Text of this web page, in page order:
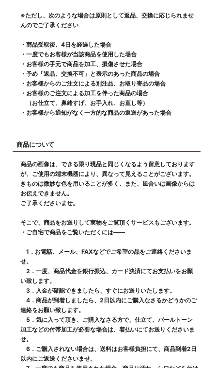
※ただし、次のような場合は原則として返品、交換に応じられませ
んのでご了承ください
・商品受取後、4日を経過した場合
・一度でもお客様が当該商品を使用した場合
・お客様の手元で商品を加工、損傷させた場合
・予め「返品、交換不可」と表示のあった商品の場合
・お客様からのご注文による別注品、お取り寄品の場合
・お客様のご注文による加工を伴った商品の場合
（お仕立て、鼻緒すげ、お手入れ、お直し等）
・お客様から通知がなく一方的な商品の返送があった場合
商品について
商品の画像は、できる限り現品と同じくなるよう留意しております
が、ご使用の端末機器により、異なって見えることがございます。
きものは微妙な色を用いることが多く、また、風合いは画像からは
お伝えできません。
ご了承くださいませ。
そこで、商品をお送りして実物をご覧頂くサービスもございます。
・ご自宅で商品をご覧いただくには――
1．お電話、メール、FAXなどでご希望の品をご連絡くださいま
せ。
2．一度、商品代金を銀行振込、カード決済にてお支払いをお願
い致します。
3．入金が確認できましたら、すぐにお送りいたします。
4．商品が到着しましたら、2日以内にご購入なさるかどうかのご
連絡をお願い致します。
5．気に入って頂き、ご購入なさる方で、仕立て、パールトーン
加工などの付帯加工が必要な場合は、着払いにてお送りくださいま
せ。
6．ご購入されない場合は、送料はお客様負担にて、商品到着2日
以内にご返送くださいませ。